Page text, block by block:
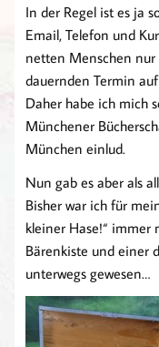
In der Regel ist es ja
Email, Telefon und
netten Menschen
dauernden Termin
Daher habe ich mich
Münchener
München einlud.
Nun gab es aber als
Bisher war ich für
kleiner Hase!“
Bärenkiste und einer
unterwegs gewesen…